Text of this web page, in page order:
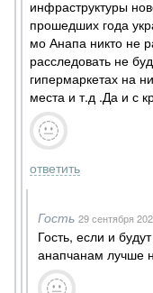
инфраструктуры
прошедших года
мо Анапа никто не
расследовать не
гипермаркетах на
места и т.д .Да и с
ответить
Гость 29 сентября
Гость, если и
анапчанам лучше